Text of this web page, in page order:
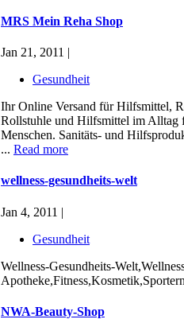
MRS Mein Reha Shop
Jan 21, 2011 |
Gesundheit
Ihr Online Versand für Hilfsmittel,
Rollstuhle und Hilfsmittel im Alltag
Menschen. Sanitäts- und
... Read more
wellness-gesundheits-welt
Jan 4, 2011 |
Gesundheit
Wellness-Gesundheits-
NWA-Beauty-Shop